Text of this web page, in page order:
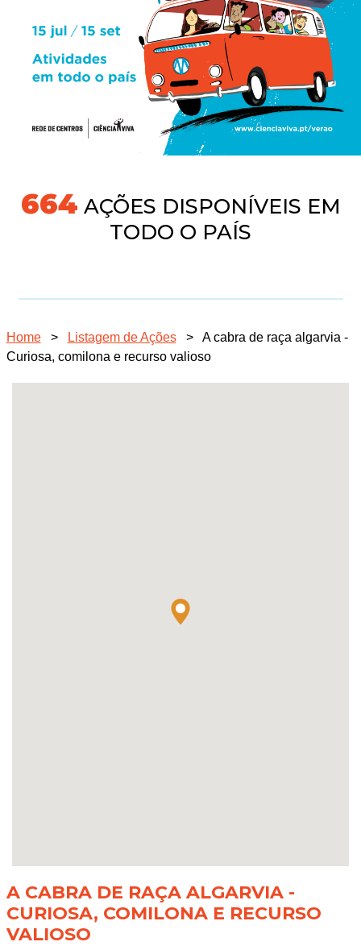
718AÇÕES DISPONÍVEIS EM
TODO O PAÍS
Home > Listagem de Ações >
A cabra de raça algarvia -
Curiosa, comilona e recurso valioso
A CABRA DE RAÇA ALGARVIA -
CURIOSA, COMILONA E RECURSO
VALIOSO